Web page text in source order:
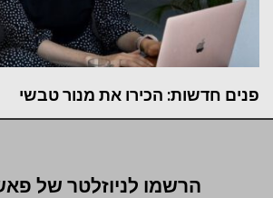
פנים חדשות: הכירו את מנור טבשי
הרשמו לניוזלטר של